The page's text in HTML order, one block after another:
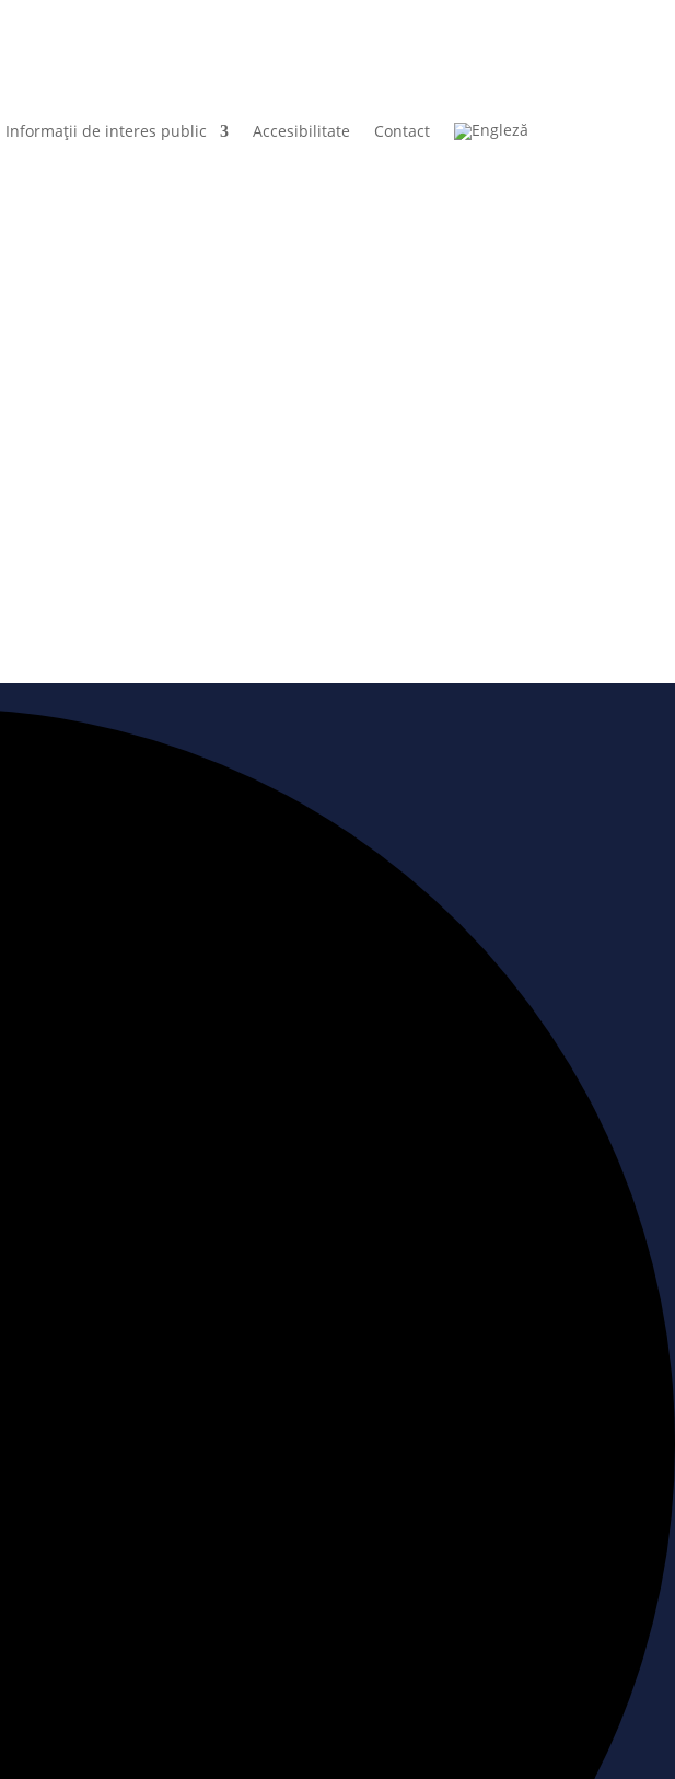
Informații de interes public Accesibilitate Contact